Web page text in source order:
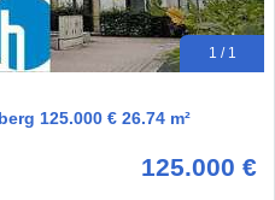
1 / 1
125.000 € 26.74 m²
125.000 €